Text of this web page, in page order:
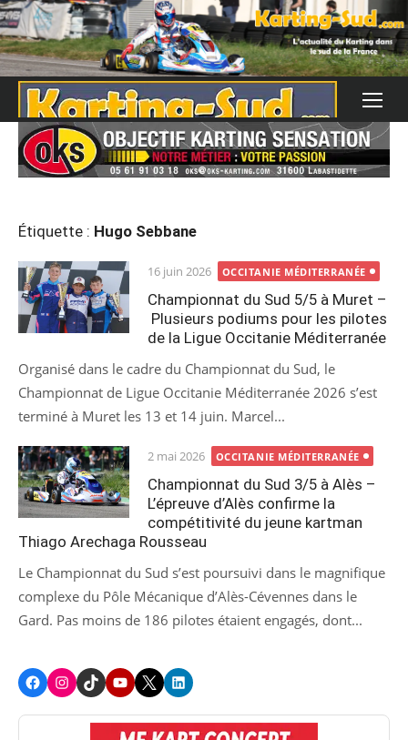
Skip
to
content
Étiquette : Hugo Sebbane
Posted
on
16 juin 2026 OCCITANIE MÉDITERRANÉE
Championnat du Sud 5/5 à Muret –
Plusieurs podiums pour les pilotes
de la Ligue Occitanie Méditerranée
Organisé dans le cadre du Championnat du Sud, le
Championnat de Ligue Occitanie Méditerranée 2026 s’est
terminé à Muret les 13 et 14 juin. Marcel...
Posted
on
2 mai 2026 OCCITANIE MÉDITERRANÉE
Championnat du Sud 3/5 à Alès –
L’épreuve d’Alès confirme la
compétitivité du jeune kartman
Thiago Arechaga Rousseau
Le Championnat du Sud s’est poursuivi dans le magnifique
complexe du Pôle Mécanique d’Alès-Cévennes dans le
Gard. Pas moins de 186 pilotes étaient engagés, dont...
FacebookInstagram
TikTokYoutube
X LinkedIn